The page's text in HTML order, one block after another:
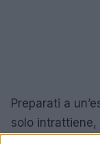
Preparati a
solo